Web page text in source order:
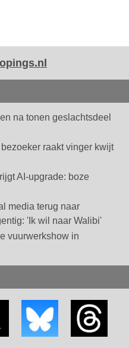
na tonen geslachtsdeel
raakt vinger kwijt
AI-upgrade: boze
media terug naar
'Ik wil naar Walibi'
vuurwerkshow in